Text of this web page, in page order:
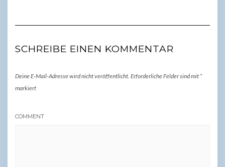
SCHREIBE EINEN KOMMENTAR
Deine E-Mail-Adresse wird nicht veröffentlicht. Erforderliche Felder sind mit *
markiert
COMMENT